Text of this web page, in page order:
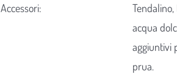
Accessori:
acqua
aggiuntivi
prua.